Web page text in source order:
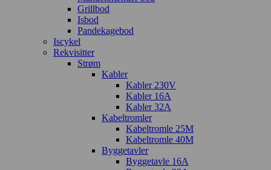
Grillbod
Isbod
Pandekagebod
Iscykel
Rekvisitter
Strøm
Kabler
Kabler 230V
Kabler 16A
Kabler 32A
Kabeltromler
Kabeltromle 25M
Kabeltromle 40M
Byggetavler
Byggetavle 16A